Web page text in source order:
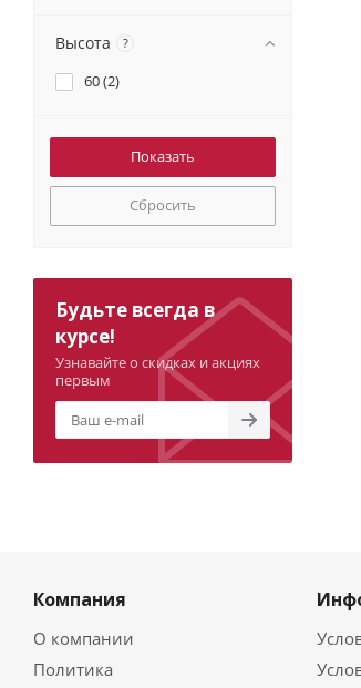
Высота ?
60 (2)
Сбросить
Будьте всегда в
курсе!
Узнавайте о скидках и акциях
первым
Компания
О компании
Политика